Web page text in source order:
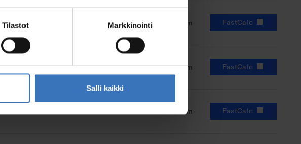
Tilastot Markkinointi
Salli kaikki
130x210x100mm FastCalc
640lm 12W 130x210x100mm FastCalc
130x210x100mm FastCalc